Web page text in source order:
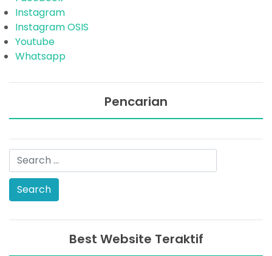
Instagram
Instagram OSIS
Youtube
Whatsapp
Pencarian
Best Website Teraktif